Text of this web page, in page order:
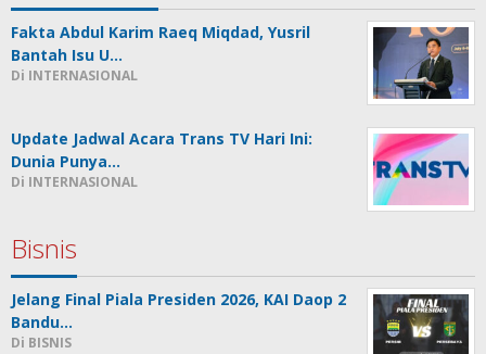
Fakta Abdul Karim Raeq Miqdad, Yusril
Bantah Isu U…
Di INTERNASIONAL
Update Jadwal Acara Trans TV Hari Ini:
Dunia Punya…
Di INTERNASIONAL
Bisnis
Jelang Final Piala Presiden 2026, KAI Daop 2
Bandu…
Di BISNIS